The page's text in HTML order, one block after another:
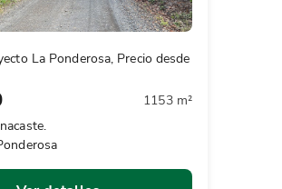
La Ponderosa, Precio desde
1153 m²